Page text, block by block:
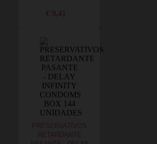
€ 9,41
PRESERVATIVOS
RETARDANTE